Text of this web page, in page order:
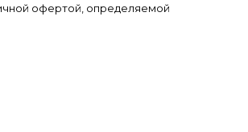
офертой, определяемой